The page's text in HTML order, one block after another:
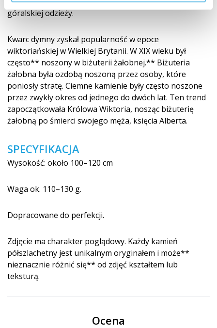
góralskiej odzieży.
Kwarc dymny zyskał popularność w epoce
wiktoriańskiej w Wielkiej Brytanii. W XIX wieku był
często** noszony w biżuterii żałobnej.** Biżuteria
żałobna była ozdobą noszoną przez osoby, które
poniosły stratę. Ciemne kamienie były często noszone
przez zwykły okres od jednego do dwóch lat. Ten trend
zapoczątkowała Królowa Wiktoria, nosząc biżuterię
żałobną po śmierci swojego męża, księcia Alberta.
SPECYFIKACJA
Wysokość: około 100–120 cm
Waga ok. 110–130 g.
Dopracowane do perfekcji.
Zdjęcie ma charakter poglądowy. Każdy kamień
półszlachetny jest unikalnym oryginałem i może**
nieznacznie różnić się** od zdjęć kształtem lub
teksturą.
Ocena